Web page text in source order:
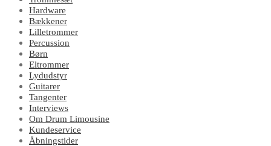
Hardware
Bækkener
Lilletrommer
Percussion
Børn
Eltrommer
Lydudstyr
Guitarer
Tangenter
Interviews
Om Drum Limousine
Kundeservice
Åbningstider